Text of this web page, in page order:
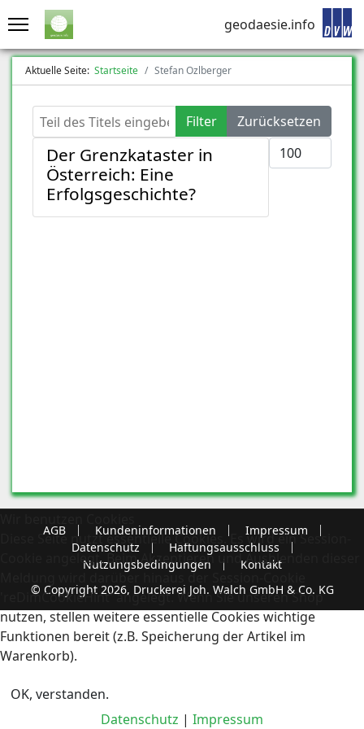
geodaesie.info
Aktuelle Seite: Startseite Stefan Ozlberger
Teil des Titels eingeben Filter
Zurücksetzen
Anzeige #
Der Grenzkataster in
Österreich: Eine
Erfolgsgeschichte?
AGB Kundeninformationen
Impressum
Datenschutz
Haftungsausschluss
Nutzungsbedingungen
Kontakt
© Copyright 2026, Druckerei Joh. Walch GmbH & Co. KG
Diese Seite nutzt essentielle Cookies. Es wird ein Session-
Cookie angelegt. Beim Akzeptieren und Ausblenden dieser
Meldung wird darüber hinaus der Session-Cookie
'reDimCookieHint' angelegt. Wenn Sie unseren Shop
nutzen, stellen weitere essentielle Cookies wichtige
Funktionen bereit (z.B. Speicherung der Artikel im
Warenkorb).
OK, verstanden.
Datenschutz | Impressum